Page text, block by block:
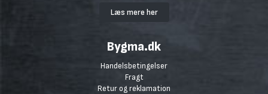
Læs mere her
Bygma.dk
Handelsbetingelser
Fragt
Retur og reklamation